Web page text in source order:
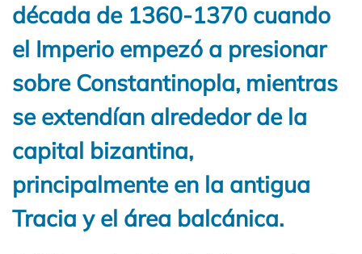
década de 1360-1370 cuando
el Imperio empezó a presionar
sobre Constantinopla, mientras
se extendían alrededor de la
capital bizantina,
principalmente en la antigua
Tracia y el área balcánica.